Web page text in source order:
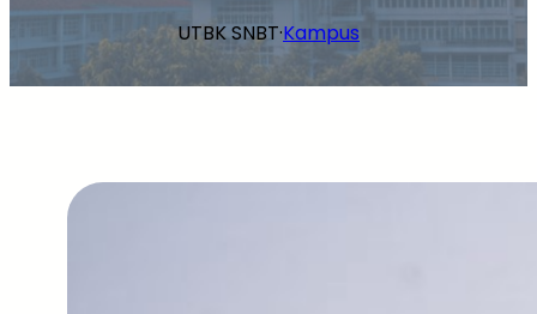
UTBK SNBT·Kampus